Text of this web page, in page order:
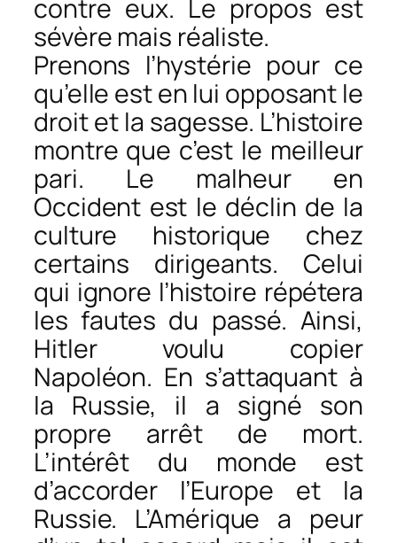
contre eux. Le propos est
sévère mais réaliste.
Prenons l’hystérie pour ce
qu’elle est en lui opposant le
droit et la sagesse. L’histoire
montre que c’est le meilleur
pari. Le malheur en
Occident est le déclin de la
culture historique chez
certains dirigeants. Celui
qui ignore l’histoire répétera
les fautes du passé. Ainsi,
Hitler voulu copier
Napoléon. En s’attaquant à
la Russie, il a signé son
propre arrêt de mort.
L’intérêt du monde est
d’accorder l’Europe et la
Russie. L’Amérique a peur